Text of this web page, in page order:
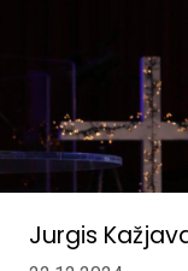
Jurgis